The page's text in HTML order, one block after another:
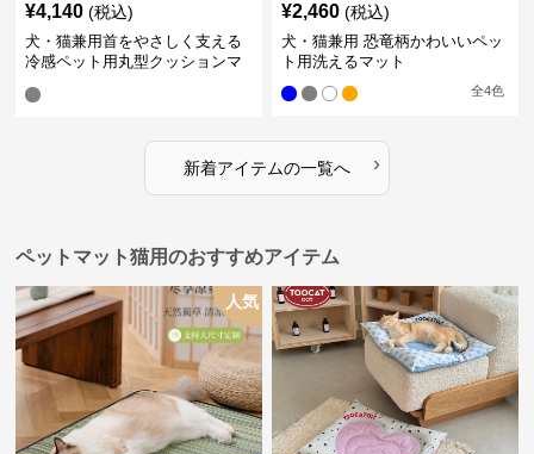
¥4,140 (税込)
犬・猫兼用首をやさしく支える
冷感ペット用丸型クッションマ
¥2,460 (税込)
犬・猫兼用 恐竜柄かわいいペッ
ト用洗えるマット
全4色
新着アイテムの一覧へ ›
ペットマット猫用のおすすめアイテム
人気